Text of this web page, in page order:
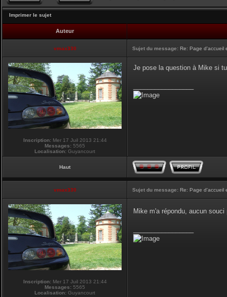
Imprimer le sujet
Auteur
vmax330 Sujet du message: Re: Page d'accueil
Inscription:Mer 17 Juil 2013 21:44
Messages: 5565
Localisation: Guyancourt
Je pose la question à Mike si
Haut
vmax330 Sujet du message: Re: Page d'accueil
Inscription:Mer 17 Juil 2013 21:44
Messages: 5565
Localisation: Guyancourt
Mike m'a répondu, aucun